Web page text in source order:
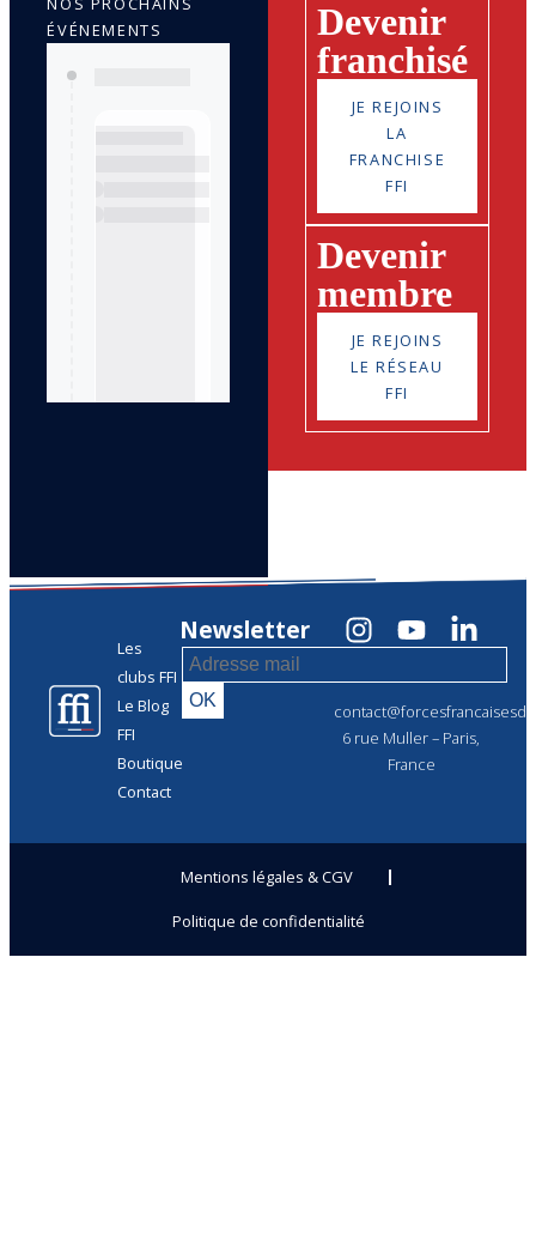
Devenir
franchisé
JE REJOINS
LA
FRANCHISE
FFI
Devenir
membre
JE REJOINS
LE RÉSEAU
FFI
ÉVÉNEMENTS
Les
clubs FFI
Le Blog
FFI
Boutique
Contact
6 rue Muller – Paris,
France
Newsletter
Mentions légales & CGV
Politique de confidentialité